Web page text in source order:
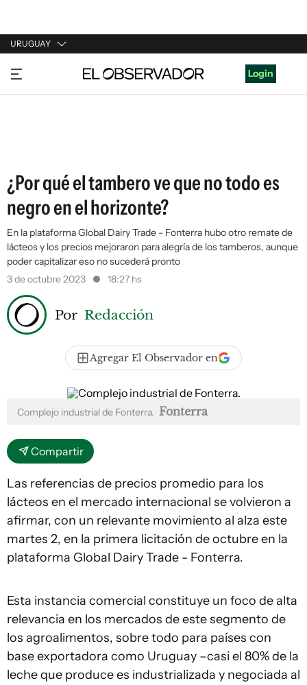
URUGUAY
URUGUAY
ARGENTINA
Login
¿Por qué el tambero ve que no todo es
negro en el horizonte?
En la plataforma Global Dairy Trade - Fonterra hubo otro remate de
lácteos y los precios mejoraron para alegría de los tamberos, aunque
poder capitalizar eso no sucederá pronto
3 de octubre 2023
18:27 hs
Por Redacción
Agregar El Observador en
Complejo industrial de Fonterra. Fonterra
Compartir
Las referencias de precios promedio para los
lácteos en el mercado internacional se volvieron a
afirmar, con un relevante movimiento al alza este
martes 2, en la primera licitación de octubre en la
plataforma Global Dairy Trade - Fonterra.
Esta instancia comercial constituye un foco de alta
relevancia en los mercados de este segmento de
los agroalimentos, sobre todo para países con
base exportadora como Uruguay –casi el 80% de la
leche que produce es industrializada y negociada al